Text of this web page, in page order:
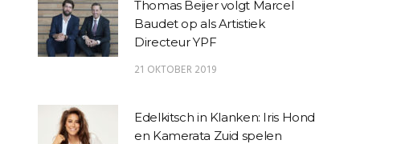
Thomas Beijer volgt Marcel
Baudet op als Artistiek
Directeur YPF
21 OKTOBER 2019
Edelkitsch in Klanken: Iris Hond
en Kamerata Zuid spelen